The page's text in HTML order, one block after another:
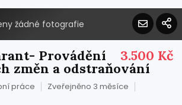
žádné fotografie
3.500 Kč
Provádění
změn a odstraňování
práce
Zveřejněno 3 měsíce